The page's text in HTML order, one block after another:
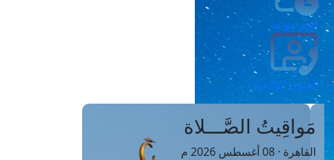
حجز موعد
الفتوى الهاتفية
مَواقِيتُ الصَّـــلاة
القاهرة · 08 أغسطس 2026 م